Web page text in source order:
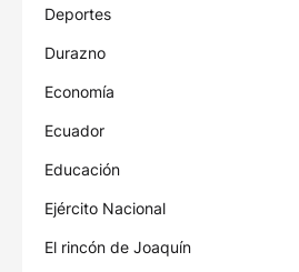
Deportes
Durazno
Economía
Ecuador
Educación
Ejército Nacional
El rincón de Joaquín